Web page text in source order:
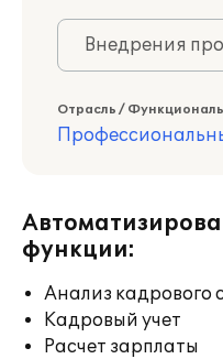
Внедрения
Отрасль /
функции:
Анализ кадрового
Кадровый учет
Расчет зарплаты